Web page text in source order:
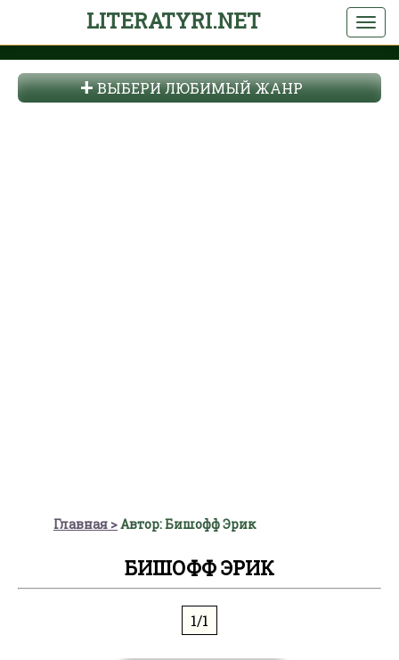
LITERATYRI.NET
ВЫБЕРИ ЛЮБИМЫЙ ЖАНР
Главная Автор: Бишофф Эрик
БИШОФФ ЭРИК
1/1